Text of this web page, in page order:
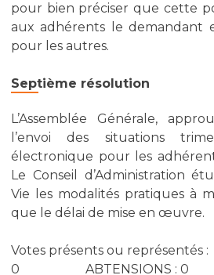
pour bien préciser que cette
aux adhérents le demandant
pour les autres.
Septième résolution
L’Assemblée Générale,
l’envoi des situations
électronique pour les
Le Conseil d’Administration
Vie les modalités pratiques à
que le délai de mise en œuvre.
Votes présents ou représentés
0 ABTENSIONS : 0